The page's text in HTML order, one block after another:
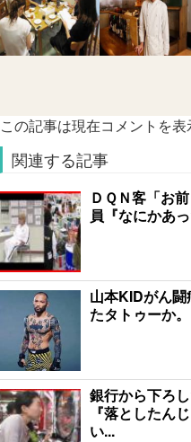
この記事は現在コメントを表
関連する記事
ＤＱＮ客「お
員『なにかあ
山本KIDがん
たタトゥーか。
銀行から下ろ
『落としたん
い...